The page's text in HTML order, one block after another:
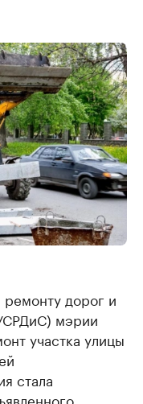
ремонту дорог и
мэрии
участка улицы
стала